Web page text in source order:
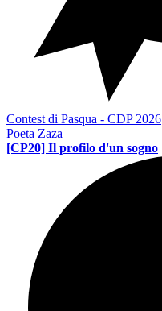
Contest di Pasqua - CDP 2026
Poeta Zaza
[CP20] Il profilo d'un sogno